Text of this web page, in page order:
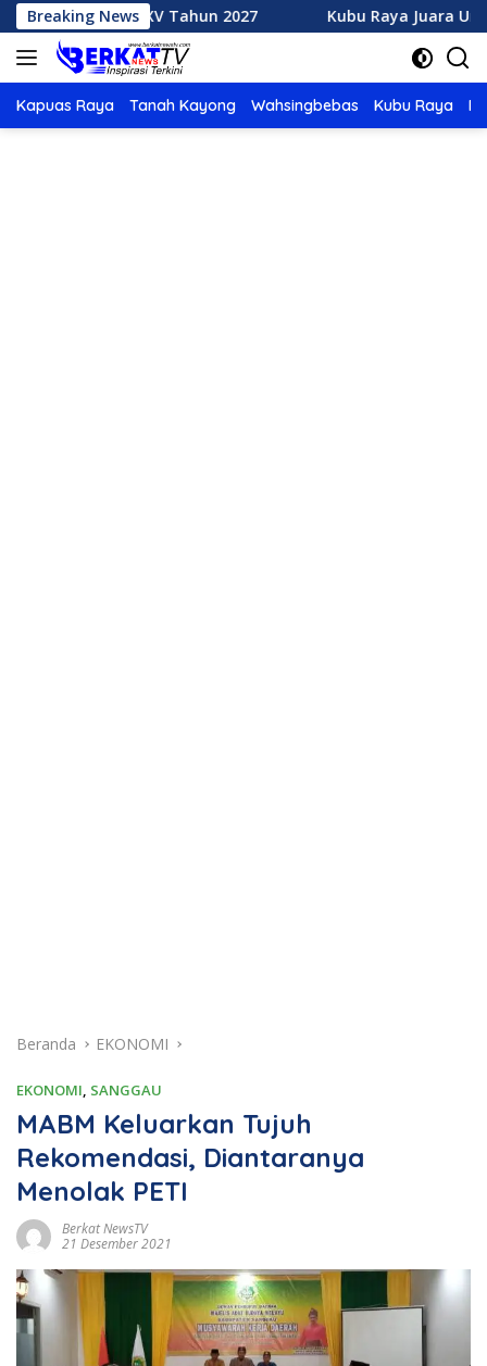
Langsung
ke
konten
Breaking News
XXXV Tahun 2027 Kubu Raya Juara Umum MTQ
Kapuas Raya Tanah Kayong Wahsingbebas Kubu Raya
Beranda EKONOMI
EKONOMI, SANGGAU
MABM Keluarkan Tujuh
Rekomendasi, Diantaranya
Menolak PETI
Berkat NewsTV
21 Desember 2021